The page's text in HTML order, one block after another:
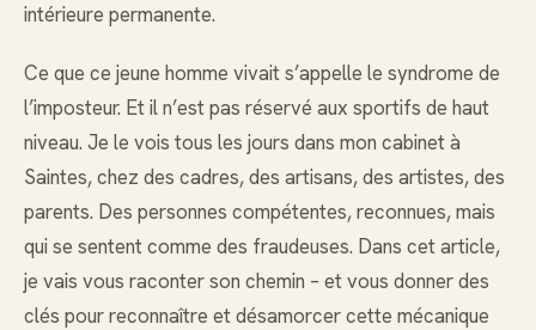
intérieure permanente.
Ce que ce jeune homme vivait s’appelle le syndrome de
l’imposteur. Et il n’est pas réservé aux sportifs de haut
niveau. Je le vois tous les jours dans mon cabinet à
Saintes, chez des cadres, des artisans, des artistes, des
parents. Des personnes compétentes, reconnues, mais
qui se sentent comme des fraudeuses. Dans cet article,
je vais vous raconter son chemin – et vous donner des
clés pour reconnaître et désamorcer cette mécanique